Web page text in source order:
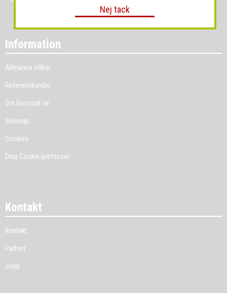
Information
Allmänna villkor
Referenskunder
Om Grossist.se
Sitemap
Cookies
Dina Cookie-prefenser
Kontakt
Kontakt
Partner
Jobb
Nej tack